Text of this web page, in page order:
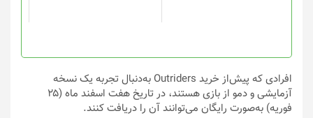
محصول
شوند
افرادی که پیش‌از خرید Outriders به‌دنبال تجربه یک نسخه
آزمایشی و دمو از بازی هستند، در تاریخ هفت اسفند ماه (۲۵
فوریه) به‌صورت رایگان می‌توانند آن را دریافت کنند.